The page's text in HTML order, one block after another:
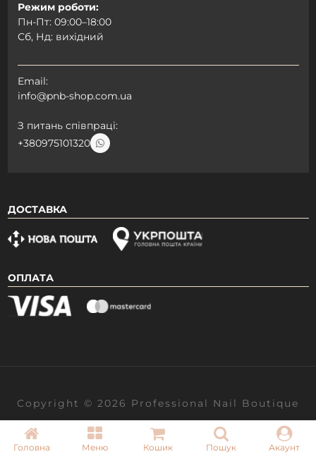
Головна Меню Кошик Пошук Акаунт
ДОСТАВКА
ОПЛАТА
Режим роботи:
Пн-Пт: 09:00–18:00
Сб, Нд: вихідний
Email:
info@pnb-shop.com.ua
З питань співпраці:
+380975101320
Copyright © 2026 Professional Nail Boutique
Реєструйся та отримай автоматичну
знижку -15% на перше замовлення